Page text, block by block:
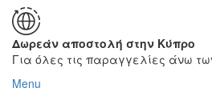
Δωρεάν αποστολή στην Κύπρο
Για όλες τις παραγγελίες άνω
Menu